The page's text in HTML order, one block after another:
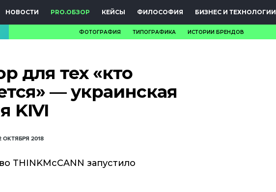
НОВОСТИ PRO.ОБЗОР КЕЙСЫ ФИЛОСОФИЯ БИЗНЕС И ТЕХНОЛОГИИ
ФОТОГРАФИЯ ТИПОГРАФИКА ИСТОРИИ БРЕНДОВ
для тех «кто
— украинская
KIVI
ОКТЯБРЯ 2018
THINKMcCANN запустило
PRO.ОБЗОР
КЕЙСЫ
БИЗНЕС И